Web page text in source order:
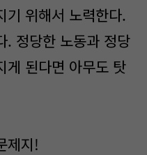
기 위해서 노력한다.
. 정당한 노동과 정당
게 된다면 아무도 탓
제지!